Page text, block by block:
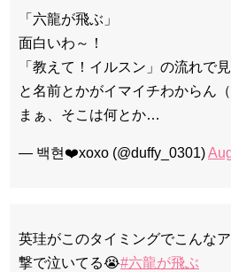
「六龍が飛ぶ」
面白いわ～！
「教えて！イルスン」の流れで
と名前とかがイマイチわからん（
まぁ、そこは何とか…
— 백현❤️xoxo (@duffy_0301)
英珪がこのタイミングでこんな
撃で泣いてる😭#六龍が飛ぶ